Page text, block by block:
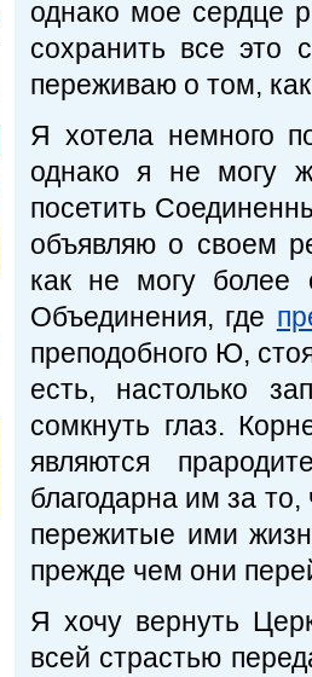
однако мое сердце
сохранить все это
переживаю о том,
Я хотела немного
однако я не могу
посетить
объявляю о своем
как не могу более
Объединения, где
преподобного Ю,
есть, настолько
сомкнуть глаз.
являются
благодарна им за
пережитые ими
прежде чем они
Я хочу вернуть
всей страстью